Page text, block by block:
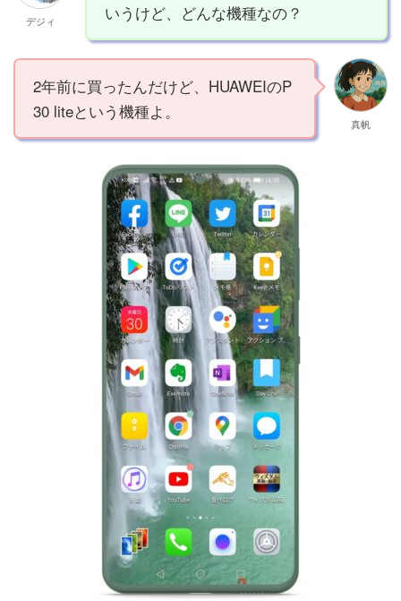
デジィ
いうけど、どんな機種なの？
2年前に買ったんだけど、HUAWEIのP
30 liteという機種よ。
真帆